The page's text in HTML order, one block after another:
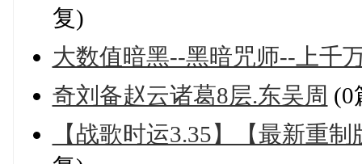
复)
大数值暗黑--黑暗咒师--上千
奇刘备赵云诸葛8层.东吴周 (0
【战歌时运3.35】【最新重